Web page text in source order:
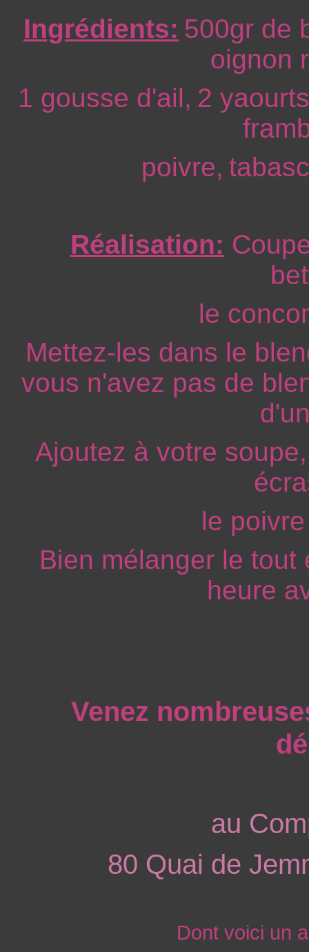
Ingrédients: 500gr de
oignon
1 gousse d'ail, 2
poivre,
Réalisation:
le
Mettez-les dans le
vous n'avez pas de
Ajoutez à votre
le
Bien mélanger le
heure
Venez
au
80 Quai de
Dont voici un